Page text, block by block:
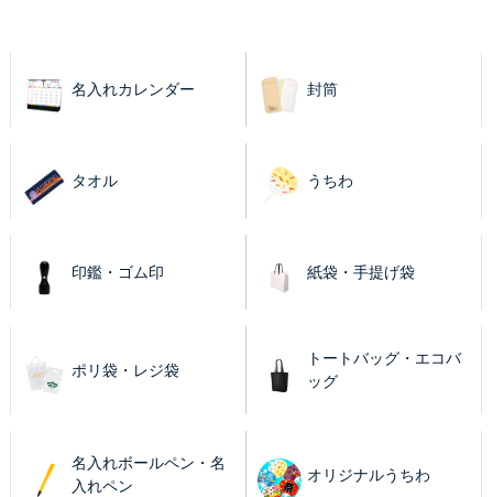
名入れカレンダー 封筒
タオル うちわ
印鑑・ゴム印 紙袋・手提げ袋
ポリ袋・レジ袋
トートバッグ・エコバ
ッグ
名入れボールペン・名
入れペン
オリジナルうちわ